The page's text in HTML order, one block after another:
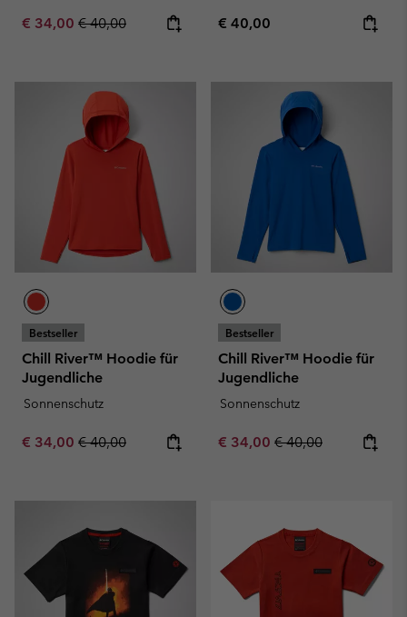
Sale price:
€ 34,00 Regular price:
€ 40,00 Regular price:
€ 40,00
Bestseller
Chill River™ Hoodie für
Jugendliche
Sonnenschutz
Sale price:
€ 34,00 Regular price:
€ 40,00
Bestseller
Chill River™ Hoodie für
Jugendliche
Sonnenschutz
Sale price:
€ 34,00 Regular price:
€ 40,00